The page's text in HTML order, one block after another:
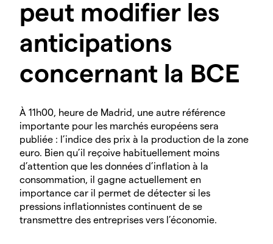
peut modifier les
anticipations
concernant la BCE
À 11h00, heure de Madrid, une autre référence
importante pour les marchés européens sera
publiée : l’indice des prix à la production de la zone
euro. Bien qu’il reçoive habituellement moins
d’attention que les données d’inflation à la
consommation, il gagne actuellement en
importance car il permet de détecter si les
pressions inflationnistes continuent de se
transmettre des entreprises vers l’économie.